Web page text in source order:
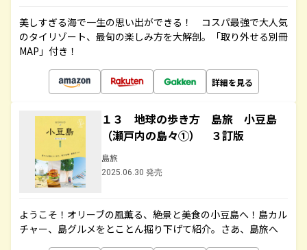
美しすぎる海で一生の思い出ができる！ コスパ最強で大人気
のタイリゾート、最旬の楽しみ方を大解剖。「取り外せる別冊
MAP」付き！
詳細を見る
１３ 地球の歩き方 島旅 小豆島
（瀬戸内の島々①） ３訂版
島旅
2025.06.30 発売
ようこそ！オリーブの風薫る、絶景と美食の小豆島へ！島カル
チャー、島グルメをとことん掘り下げて紹介。さあ、島旅へ